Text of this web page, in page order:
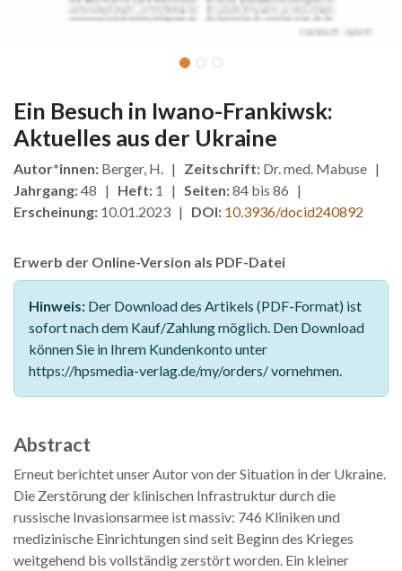
Ein Besuch in Iwano-Frankiwsk:
Aktuelles aus der Ukraine
Autor*innen: Berger, H. | Zeitschrift: Dr. med. Mabuse |
Jahrgang:48 | Heft: 1 | Seiten:84 bis 86 |
Erscheinung: 10.01.2023 | DOI: 10.3936/docid240892
Erwerb der Online-Version als PDF-Datei
Hinweis: Der Download des Artikels (PDF-Format) ist
sofort nach dem Kauf/Zahlung möglich. Den Download
können Sie in Ihrem Kundenkonto unter
https://hpsmedia-verlag.de/my/orders/ vornehmen.
Abstract
Erneut berichtet unser Autor von der Situation in der Ukraine.
Die Zerstörung der klinischen Infrastruktur durch die
russische Invasionsarmee ist massiv: 746 Kliniken und
medizinische Einrichtungen sind seit Beginn des Krieges
weitgehend bis vollständig zerstört worden. Ein kleiner